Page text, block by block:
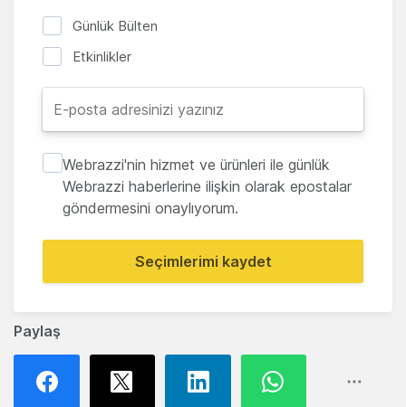
Paylaş
Günlük Bülten
Etkinlikler
Webrazzi'nin hizmet ve ürünleri ile günlük
Webrazzi haberlerine ilişkin olarak epostalar
göndermesini onaylıyorum.
Seçimlerimi kaydet